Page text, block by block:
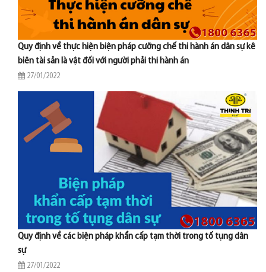
Quy định về thực hiện biện pháp cưỡng chế thi hành án dân sự kê
biên tài sản là vật đối với người phải thi hành án
27/01/2022
Quy định về các biện pháp khẩn cấp tạm thời trong tố tụng dân
sự
27/01/2022